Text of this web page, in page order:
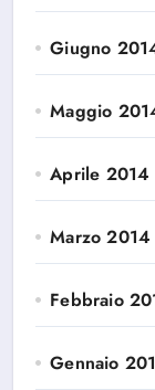
Giugno
Maggio
Aprile 2014
Marzo 2014
Febbraio
Gennaio